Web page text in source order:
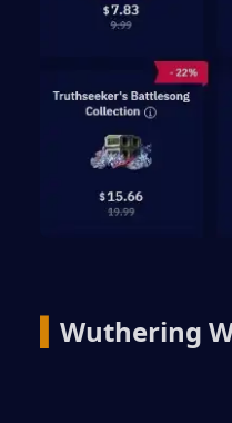
Wuthering